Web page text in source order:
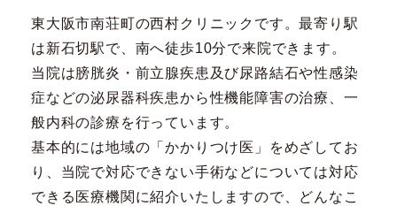
東大阪市南荘町の西村クリニックです。最寄り駅
は新石切駅で、南へ徒歩10分で来院できます。
当院は膀胱炎・前立腺疾患及び尿路結石や性感染
症などの泌尿器科疾患から性機能障害の治療、一
般内科の診療を行っています。
基本的には地域の「かかりつけ医」をめざしてお
り、当院で対応できない手術などについては対応
できる医療機関に紹介いたしますので、どんなこ